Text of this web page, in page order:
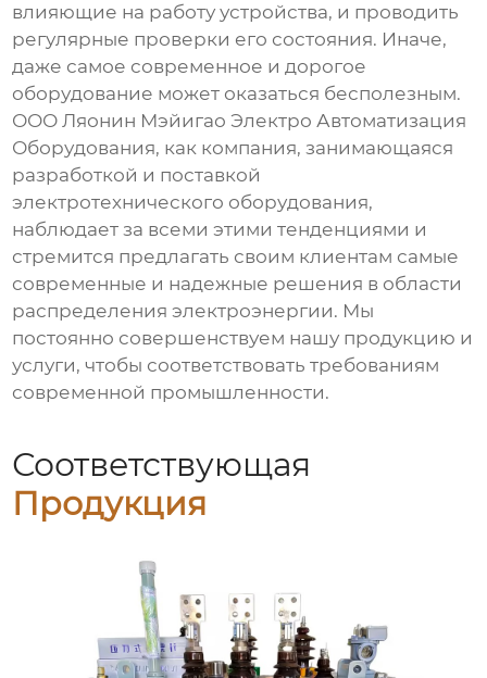
влияющие на работу устройства, и проводить
регулярные проверки его состояния. Иначе,
даже самое современное и дорогое
оборудование может оказаться бесполезным.
ООО Ляонин Мэйигао Электро Автоматизация
Оборудования, как компания, занимающаяся
разработкой и поставкой
электротехнического оборудования,
наблюдает за всеми этими тенденциями и
стремится предлагать своим клиентам самые
современные и надежные решения в области
распределения электроэнергии. Мы
постоянно совершенствуем нашу продукцию и
услуги, чтобы соответствовать требованиям
современной промышленности.
Соответствующая
Продукция